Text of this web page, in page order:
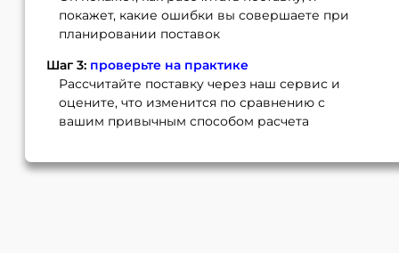
покажет, какие ошибки вы совершаете при
планировании поставок
Шаг 3: проверьте на практике
Рассчитайте поставку через наш сервис и
оцените, что изменится по сравнению с
вашим привычным способом расчета